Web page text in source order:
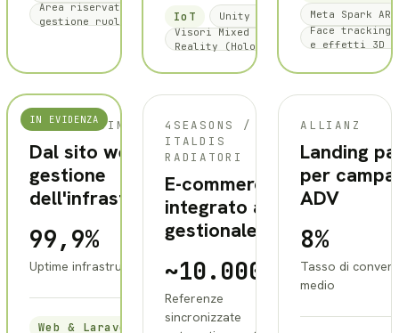
Area riservata con
gestione ruoli
IoT
Unity / MRTK
Visori Mixed
Reality (HoloLens)
Meta Spark AR
Face tracking
e effetti 3D
IN EVIDENZA
STOSA CUCINE
Dal sito web alla
gestione
dell'infrastruttura
99,9%
Uptime infrastruttura
Web & Laravel
4SEASONS
/ ITALDIS
RADIATORI
4SEASONS /
ITALDIS
RADIATORI
E-commerce
integrato al
gestionale
~10.000
Referenze
sincronizzate
ALLIANZ
ALLIANZ
Landing
per
ADV
8%
Tasso di
medio